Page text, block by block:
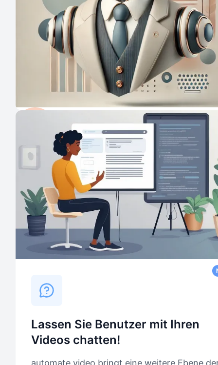
Lassen Sie Benutzer mit Ihren
Videos chatten!
automate.video bringt eine weitere Ebene